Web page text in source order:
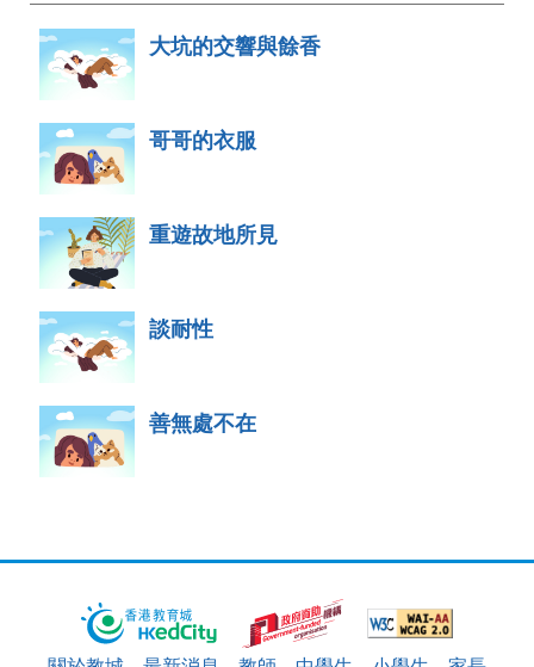
大坑的交響與餘香
哥哥的衣服
重遊故地所見
談耐性
善無處不在